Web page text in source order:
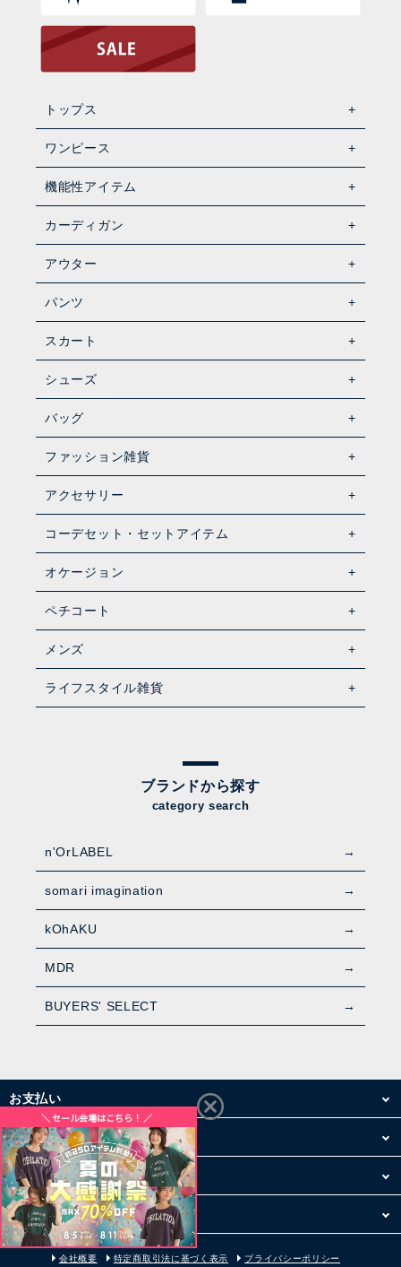
トップス
ワンピース
機能性アイテム
カーディガン
アウター
パンツ
スカート
シューズ
バッグ
ファッション雑貨
アクセサリー
コーデセット・セットアイテム
オケージョン
ペチコート
メンズ
ライフスタイル雑貨
ブランドから探す
category search
n'OrLABEL
somari imagination
kOhAKU
MDR
BUYERS' SELECT
お支払い
配送・送料
お買い物について
その他
会社概要 特定商取引法に基づく表示 プライバシーポリシー